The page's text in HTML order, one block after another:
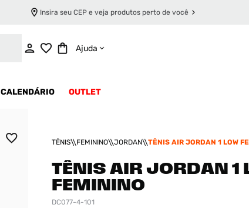
Insira seu CEP e veja produtos perto de você
Ajuda
CALENDÁRIO OUTLET
TÊNIS FEMININO JORDAN TÊNIS AIR JORDAN 1 LOW
TÊNIS AIR JORDAN 1
FEMININO
DC077-4-101